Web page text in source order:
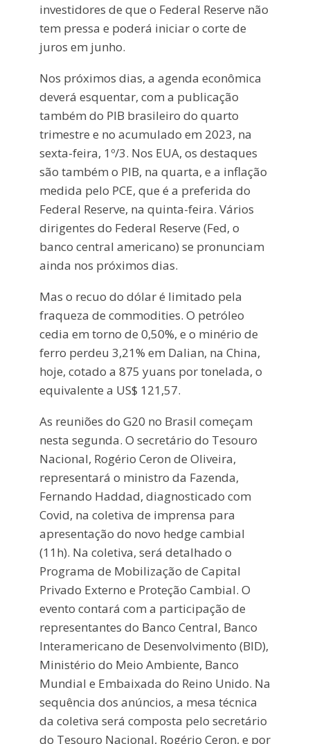
investidores de que o Federal Reserve não
tem pressa e poderá iniciar o corte de
juros em junho.
Nos próximos dias, a agenda econômica
deverá esquentar, com a publicação
também do PIB brasileiro do quarto
trimestre e no acumulado em 2023, na
sexta-feira, 1º/3. Nos EUA, os destaques
são também o PIB, na quarta, e a inflação
medida pelo PCE, que é a preferida do
Federal Reserve, na quinta-feira. Vários
dirigentes do Federal Reserve (Fed, o
banco central americano) se pronunciam
ainda nos próximos dias.
Mas o recuo do dólar é limitado pela
fraqueza de commodities. O petróleo
cedia em torno de 0,50%, e o minério de
ferro perdeu 3,21% em Dalian, na China,
hoje, cotado a 875 yuans por tonelada, o
equivalente a US$ 121,57.
As reuniões do G20 no Brasil começam
nesta segunda. O secretário do Tesouro
Nacional, Rogério Ceron de Oliveira,
representará o ministro da Fazenda,
Fernando Haddad, diagnosticado com
Covid, na coletiva de imprensa para
apresentação do novo hedge cambial
(11h). Na coletiva, será detalhado o
Programa de Mobilização de Capital
Privado Externo e Proteção Cambial. O
evento contará com a participação de
representantes do Banco Central, Banco
Interamericano de Desenvolvimento (BID),
Ministério do Meio Ambiente, Banco
Mundial e Embaixada do Reino Unido. Na
sequência dos anúncios, a mesa técnica
da coletiva será composta pelo secretário
do Tesouro Nacional, Rogério Ceron, e por